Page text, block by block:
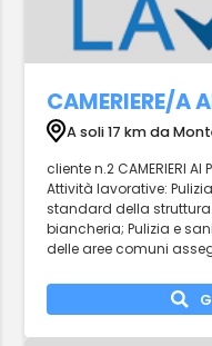
CAMERIERE/A
A soli 17 km da
cliente n.2 CAMERIERI
Attività lavorative:
standard della
biancheria; Pulizia e
delle aree comuni